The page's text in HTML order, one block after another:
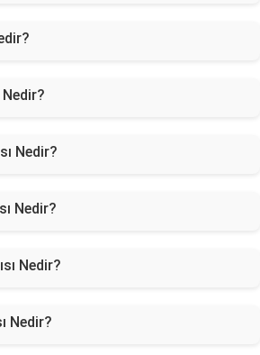
Nedir?
Nedir?
Nedir?
Nedir?
Nedir?